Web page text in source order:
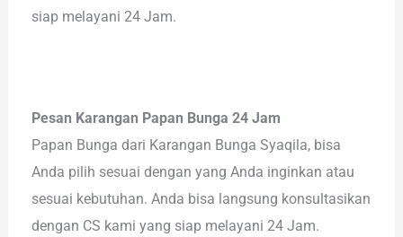
siap melayani 24 Jam.
Pesan Karangan Papan Bunga 24 Jam
Papan Bunga dari Karangan Bunga Syaqila, bisa
Anda pilih sesuai dengan yang Anda inginkan atau
sesuai kebutuhan. Anda bisa langsung konsultasikan
dengan CS kami yang siap melayani 24 Jam.